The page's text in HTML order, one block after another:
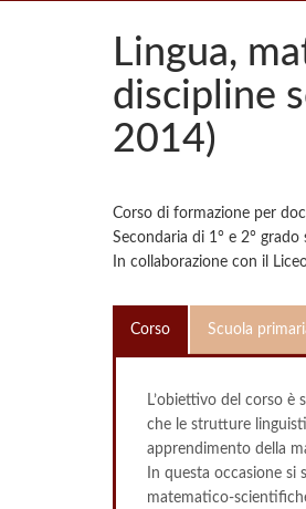
Lingua,
discipline
2014)
Corso di formazione per
Secondaria di 1° e 2°
In collaborazione con il
Corso Scuola
L’obiettivo del corso
che le strutture
apprendimento della
In questa occasione
matematico-